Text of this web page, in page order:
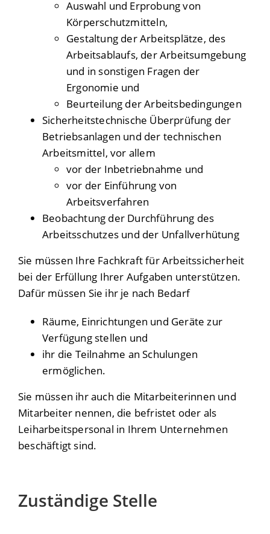
Auswahl und Erprobung von
Körperschutzmitteln,
Gestaltung der Arbeitsplätze, des
Arbeitsablaufs, der Arbeitsumgebung
und in sonstigen Fragen der
Ergonomie und
Beurteilung der Arbeitsbedingungen
Sicherheitstechnische Überprüfung der
Betriebsanlagen und der technischen
Arbeitsmittel, vor allem
vor der Inbetriebnahme und
vor der Einführung von
Arbeitsverfahren
Beobachtung der Durchführung des
Arbeitsschutzes und der Unfallverhütung
Sie müssen Ihre Fachkraft für Arbeitssicherheit
bei der Erfüllung Ihrer Aufgaben unterstützen.
Dafür müssen Sie ihr je nach Bedarf
Räume, Einrichtungen und Geräte zur
Verfügung stellen und
ihr die Teilnahme an Schulungen
ermöglichen.
Sie müssen ihr auch die Mitarbeiterinnen und
Mitarbeiter nennen, die befristet oder als
Leiharbeitspersonal in Ihrem Unternehmen
beschäftigt sind.
Zuständige Stelle